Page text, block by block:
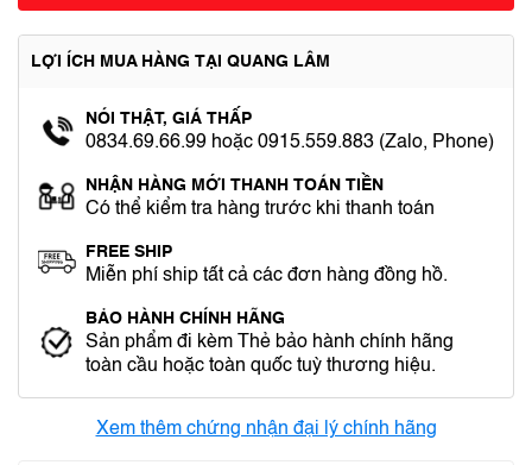
LỢI ÍCH MUA HÀNG TẠI QUANG LÂM
NÓI THẬT, GIÁ THẤP
0834.69.66.99 hoặc 0915.559.883 (Zalo, Phone)
NHẬN HÀNG MỚI THANH TOÁN TIỀN
Có thể kiểm tra hàng trước khi thanh toán
FREE SHIP
Miễn phí ship tất cả các đơn hàng đồng hồ.
BẢO HÀNH CHÍNH HÃNG
Sản phẩm đi kèm Thẻ bảo hành chính hãng
toàn cầu hoặc toàn quốc tuỳ thương hiệu.
Xem thêm chứng nhận đại lý chính hãng